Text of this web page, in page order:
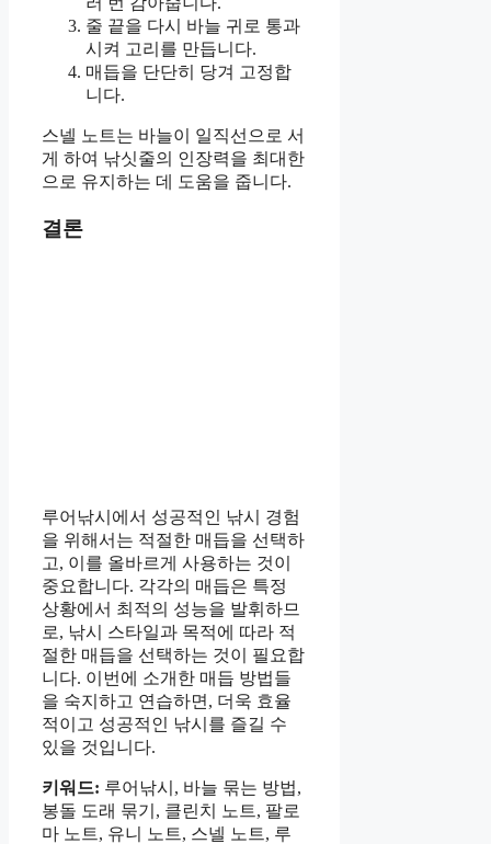
줄 끝을 다시 바늘 귀로 통과
시켜 고리를 만듭니다.
매듭을 단단히 당겨 고정합
니다.
스넬 노트는 바늘이 일직선으로 서
게 하여 낚싯줄의 인장력을 최대한
으로 유지하는 데 도움을 줍니다.
결론
루어낚시에서 성공적인 낚시 경험
을 위해서는 적절한 매듭을 선택하
고, 이를 올바르게 사용하는 것이
중요합니다. 각각의 매듭은 특정
상황에서 최적의 성능을 발휘하므
로, 낚시 스타일과 목적에 따라 적
절한 매듭을 선택하는 것이 필요합
니다. 이번에 소개한 매듭 방법들
을 숙지하고 연습하면, 더욱 효율
적이고 성공적인 낚시를 즐길 수
있을 것입니다.
키워드: 루어낚시, 바늘 묶는 방법,
봉돌 도래 묶기, 클린치 노트, 팔로
마 노트, 유니 노트, 스넬 노트, 루